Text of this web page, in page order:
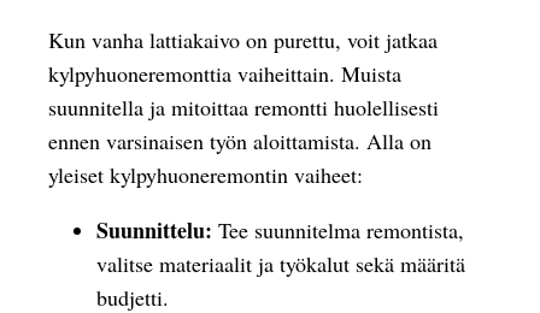
Kun vanha lattiakaivo on purettu, voit jatkaa
kylpyhuoneremonttia vaiheittain. Muista
suunnitella ja mitoittaa remontti huolellisesti
ennen varsinaisen työn aloittamista. Alla on
yleiset kylpyhuoneremontin vaiheet:
Suunnittelu: Tee suunnitelma remontista,
valitse materiaalit ja työkalut sekä määritä
budjetti.